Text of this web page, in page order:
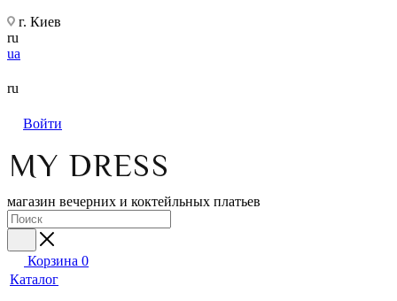
г. Киев
ru
ua
ru
Войти
магазин вечерних и коктейльных платьев
Корзина 0
Каталог